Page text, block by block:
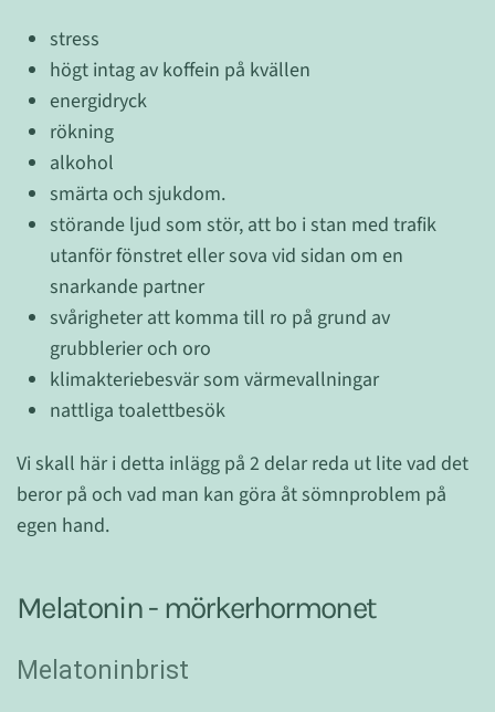
stress
högt intag av koffein på kvällen
energidryck
rökning
alkohol
smärta och sjukdom.
störande ljud som stör, att bo i stan med trafik
utanför fönstret eller sova vid sidan om en
snarkande partner
svårigheter att komma till ro på grund av
grubblerier och oro
klimakteriebesvär som värmevallningar
nattliga toalettbesök
Vi skall här i detta inlägg på 2 delar reda ut lite vad det
beror på och vad man kan göra åt sömnproblem på
egen hand.
Melatonin - mörkerhormonet
Melatoninbrist